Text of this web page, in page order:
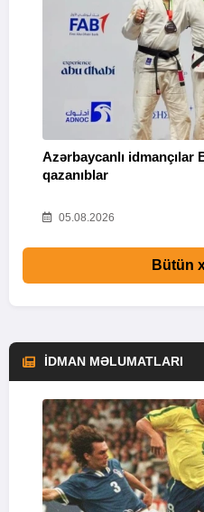
Azərbaycanlı idmançılar
qazanıblar
05.08.2026
Bütün
İDMAN MƏLUMATLARI